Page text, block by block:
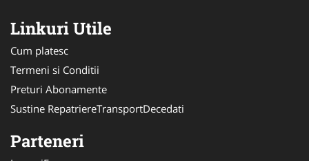
Linkuri Utile
Cum platesc
Termeni si Conditii
Preturi Abonamente
Sustine RepatriereTransportDecedati
Parteneri